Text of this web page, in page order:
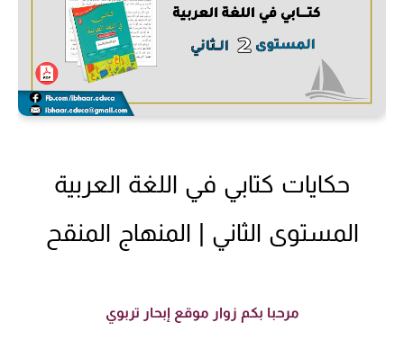
حكايات كتابي في اللغة العربية
المستوى الثاني | المنهاج المنقح
مرحبا بكم زوار موقع إبحار تربوي